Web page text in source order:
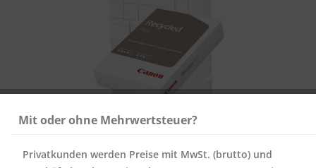
Mit oder ohne Mehrwertsteuer?
Privatkunden werden Preise mit MwSt. (brutto) und